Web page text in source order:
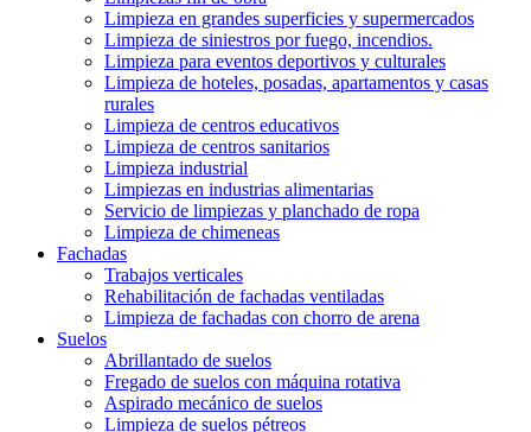
Limpieza en grandes superficies y supermercados
Limpieza de siniestros por fuego, incendios.
Limpieza para eventos deportivos y culturales
Limpieza de hoteles, posadas, apartamentos y casas
rurales
Limpieza de centros educativos
Limpieza de centros sanitarios
Limpieza industrial
Limpiezas en industrias alimentarias
Servicio de limpiezas y planchado de ropa
Limpieza de chimeneas
Fachadas
Trabajos verticales
Rehabilitación de fachadas ventiladas
Limpieza de fachadas con chorro de arena
Suelos
Abrillantado de suelos
Fregado de suelos con máquina rotativa
Aspirado mecánico de suelos
Limpieza de suelos pétreos